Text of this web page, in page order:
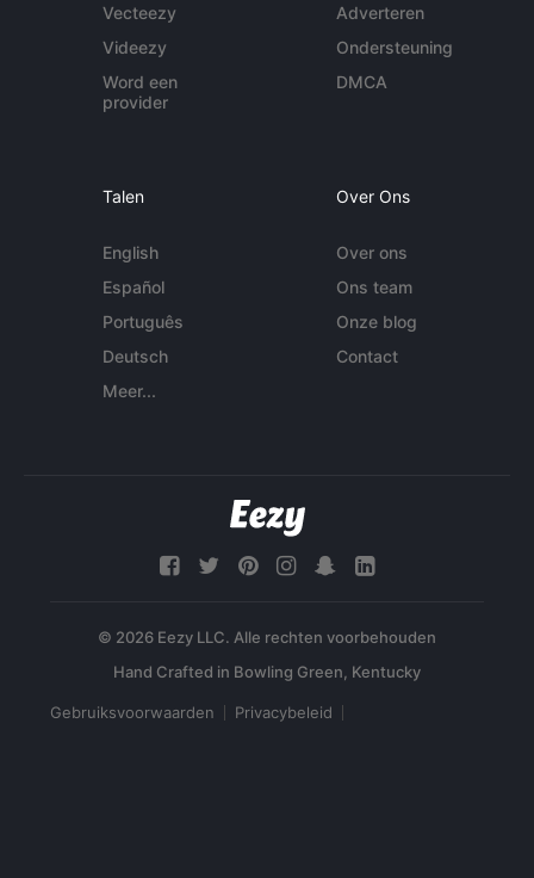
Vecteezy
Videezy
Word een
provider
Adverteren
Ondersteuning
DMCA
Talen
English
Español
Português
Deutsch
Meer...
Over Ons
Over ons
Ons team
Onze blog
Contact
© 2026 Eezy LLC. Alle rechten voorbehouden
Gebruiksvoorwaarden Privacybeleid